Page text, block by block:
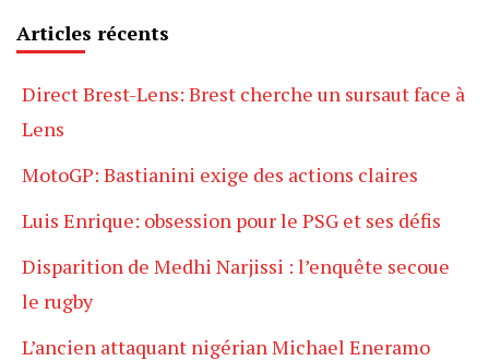
Articles récents
Direct Brest-Lens: Brest cherche un sursaut face à
Lens
MotoGP: Bastianini exige des actions claires
Luis Enrique: obsession pour le PSG et ses défis
Disparition de Medhi Narjissi : l’enquête secoue
le rugby
L’ancien attaquant nigérian Michael Eneramo